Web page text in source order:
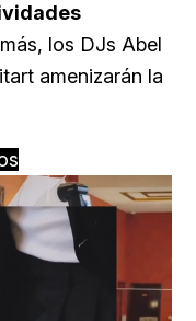
los DJs Abel
amenizarán la